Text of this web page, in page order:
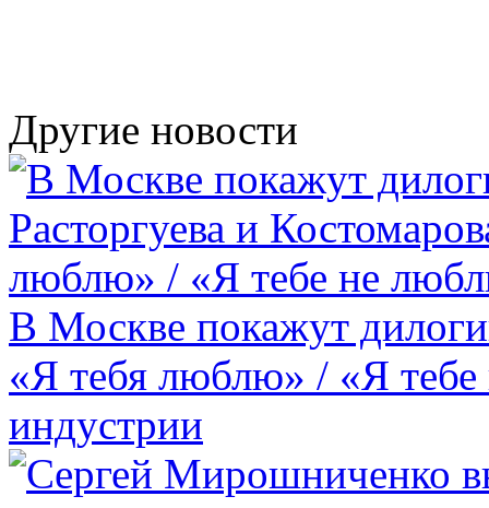
Другие новости
В Москве покажут
«Я тебя люблю» / «Я
индустрии